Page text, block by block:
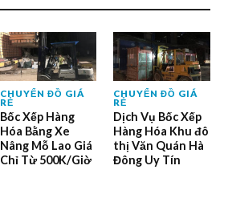
CHUYỂN ĐỒ GIÁ
RẺ
Bốc Xếp Hàng
Hóa Bằng Xe
Nâng Mỗ Lao Giá
Chỉ Từ 500K/Giờ
CHUYỂN ĐỒ GIÁ
RẺ
Dịch Vụ Bốc Xếp
Hàng Hóa Khu đô
thị Văn Quán Hà
Đông Uy Tín